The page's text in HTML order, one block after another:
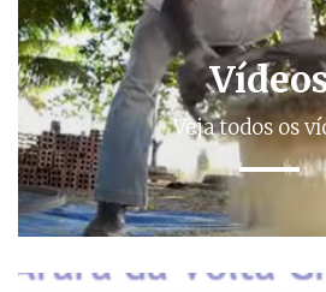
Veja todos os